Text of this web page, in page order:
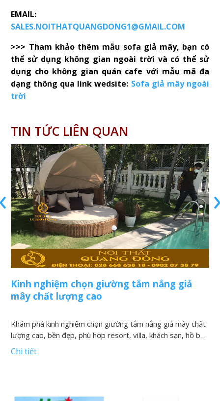
EMAIL:
SALES.NOITHATQUANGDONG1@GMAIL.COM
>>> Tham khảo thêm mẫu sofa giả mây, bạn có
thể sử dụng không gian ngoài trời và có thể sử
dụng cho không gian quán cafe với mẫu mã đa
dạng thông qua link wedsite: Sofa giả mây ngoài
trời
TIN TỨC LIÊN QUAN
Kinh nghiệm chọn giường tắm nắng giả
mây chất lượng cao
Khám phá kinh nghiệm chọn giường tắm nắng giả mây chất
lượng cao, bền đẹp, phù hợp resort, villa, khách sạn, hồ bơi
và khu nghỉ dưỡng
Chi tiết